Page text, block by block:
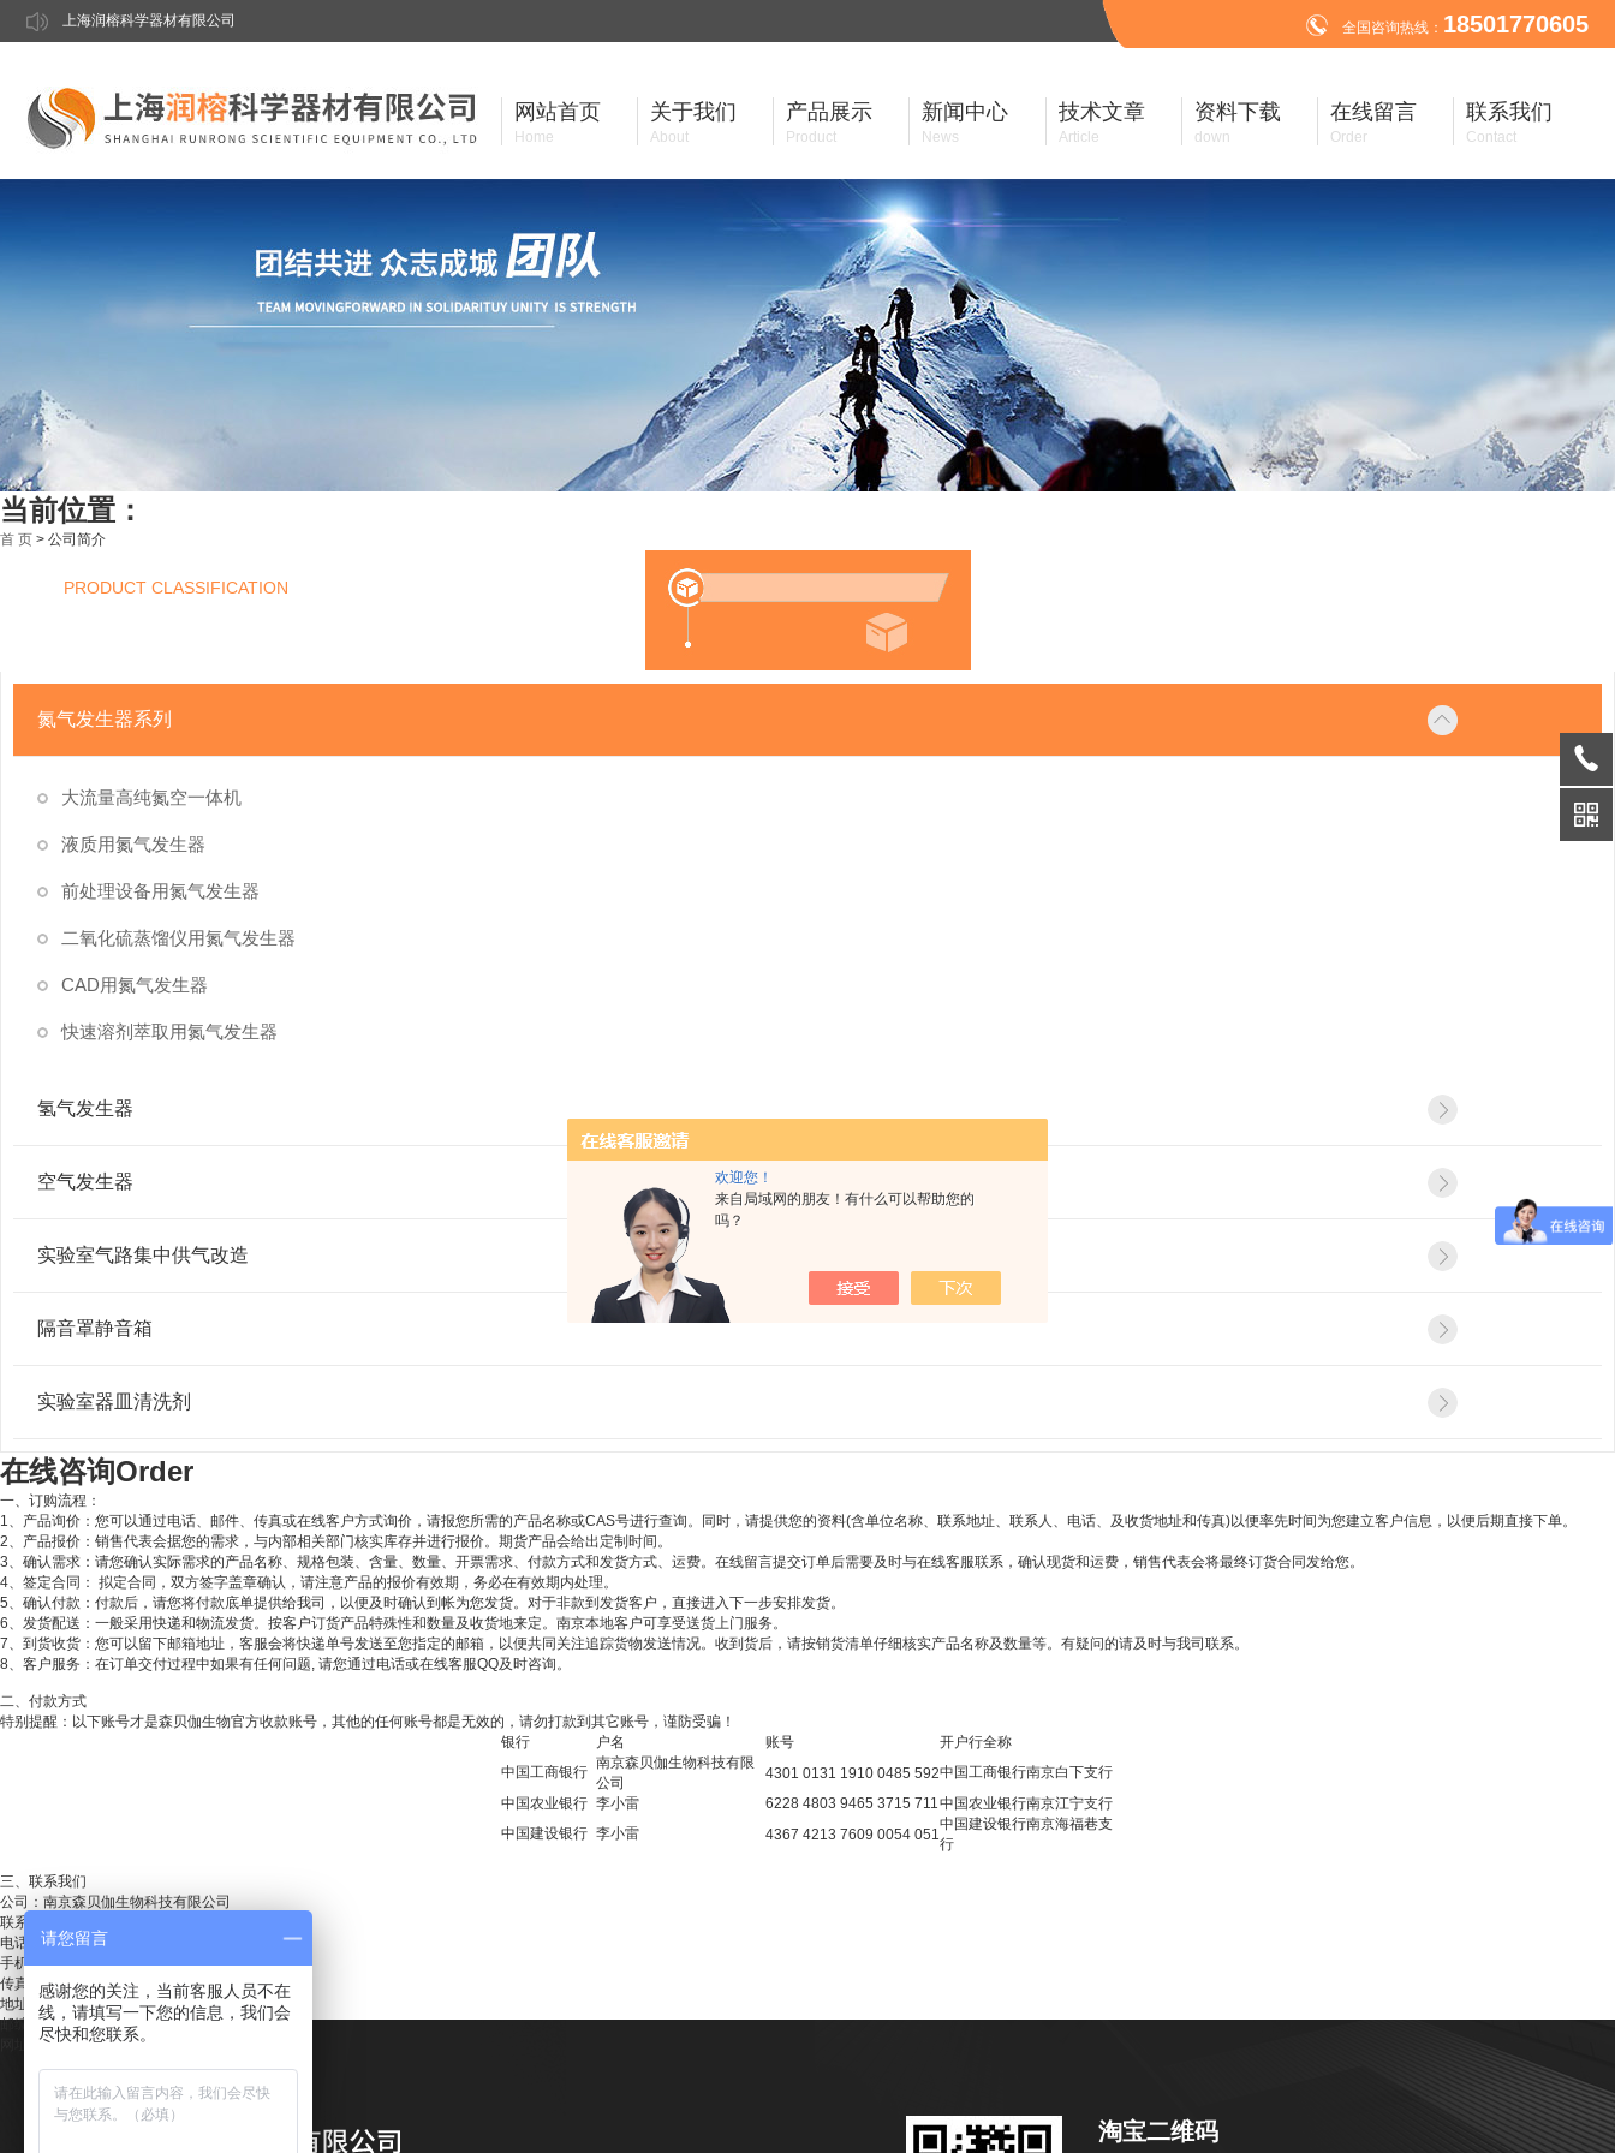
欢迎您！
来自局域网的朋友！有什么可以帮助您的
吗？
上海润榕科学器材有限公司 全国咨询热线： 18501770605
网站首页
Home
关于我们
About
产品展示
Product
新闻中心
News
技术文章
Article
资料下载
down
在线留言
Order
联系我们
Contact
当前位置：
首 页 > 公司简介
PRODUCT CLASSIFICATION
氮气发生器系列
大流量高纯氮空一体机
液质用氮气发生器
前处理设备用氮气发生器
二氧化硫蒸馏仪用氮气发生器
CAD用氮气发生器
快速溶剂萃取用氮气发生器
氢气发生器
空气发生器
实验室气路集中供气改造
隔音罩静音箱
实验室器皿清洗剂
在线咨询Order
一、订购流程：
1、产品询价：您可以通过电话、邮件、传真或在线客户方式询价，请报您所需的产品名称或CAS号进行查询。同时，请提供您的资料(含单位名称、联系地址、联系人、电话、及收货地址和传真)以便率先时间为您建立客户信息，以便后期直接下单。
2、产品报价：销售代表会据您的需求，与内部相关部门核实库存并进行报价。期货产品会给出定制时间。
3、确认需求：请您确认实际需求的产品名称、规格包装、含量、数量、开票需求、付款方式和发货方式、运费。在线留言提交订单后需要及时与在线客服联系，确认现货和运费，销售代表会将最终订货合同发给您。
4、签定合同： 拟定合同，双方签字盖章确认，请注意产品的报价有效期，务必在有效期内处理。
5、确认付款：付款后，请您将付款底单提供给我司，以便及时确认到帐为您发货。对于非款到发货客户，直接进入下一步安排发货。
6、发货配送：一般采用快递和物流发货。按客户订货产品特殊性和数量及收货地来定。南京本地客户可享受送货上门服务。
7、到货收货：您可以留下邮箱地址，客服会将快递单号发送至您指定的邮箱，以便共同关注追踪货物发送情况。收到货后，请按销货清单仔细核实产品名称及数量等。有疑问的请及时与我司联系。
8、客户服务：在订单交付过程中如果有任何问题, 请您通过电话或在线客服QQ及时咨询。
二、付款方式
特别提醒：以下账号才是森贝伽生物官方收款账号，其他的任何账号都是无效的，请勿打款到其它账号，谨防受骗！
银行
户名 账号
开户行全称
中国工商银行
南京森贝伽生物科技有限
公司
4301 0131 1910 0485 592中国工商银行南京白下支行
中国农业银行 李小雷 6228 4803 9465 3715 711中国农业银行南京江宁支行
中国建设银行 李小雷 4367 4213 7609 0054 051
中国建设银行南京海福巷支
行
三、联系我们
公司：南京森贝伽生物科技有限公司
联系人：刘经理
电话： 025-66915675
手机：18951954530
传真：025-52797049
地址：南京市江宁科学园
邮编：211100
网址：http://www.sbj025.com
淘宝二维码
请您留言
感谢您的关注，当前客服人员不在
线，请填写一下您的信息，我们会
尽快和您联系。